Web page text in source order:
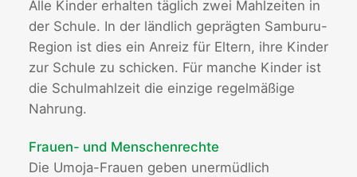
Alle Kinder erhalten täglich zwei Mahlzeiten in
der Schule. In der ländlich geprägten Samburu-
Region ist dies ein Anreiz für Eltern, ihre Kinder
zur Schule zu schicken. Für manche Kinder ist
die Schulmahlzeit die einzige regelmäßige
Nahrung.
Frauen- und Menschenrechte
Die Umoja-Frauen geben unermüdlich